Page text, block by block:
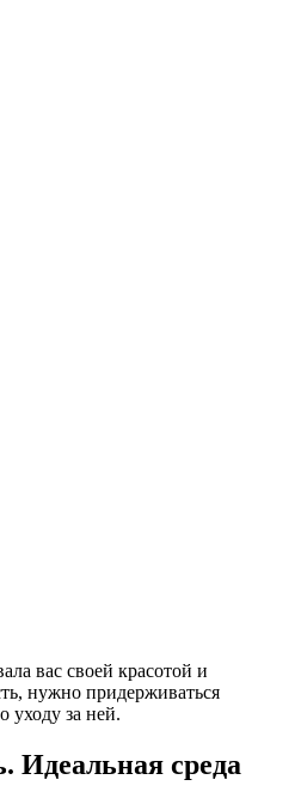
вас своей красотой и
нужно придерживаться
уходу за ней.
Идеальная среда